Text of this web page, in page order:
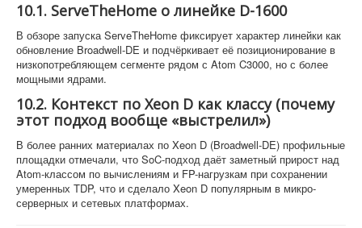
10.1. ServeTheHome о линейке D-1600
В обзоре запуска ServeTheHome фиксирует характер линейки как
обновление Broadwell-DE и подчёркивает её позиционирование в
низкопотребляющем сегменте рядом с Atom C3000, но с более
мощными ядрами.
10.2. Контекст по Xeon D как классу (почему
этот подход вообще «выстрелил»)
В более ранних материалах по Xeon D (Broadwell-DE) профильные
площадки отмечали, что SoC-подход даёт заметный прирост над
Atom-классом по вычислениям и FP-нагрузкам при сохранении
умеренных TDP, что и сделало Xeon D популярным в микро-
серверных и сетевых платформах.